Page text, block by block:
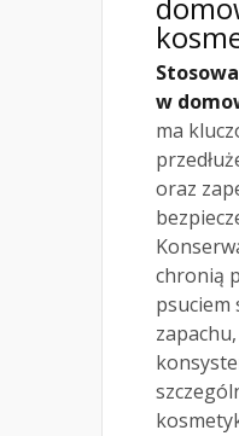
w
ma
oraz
chronią
psuciem